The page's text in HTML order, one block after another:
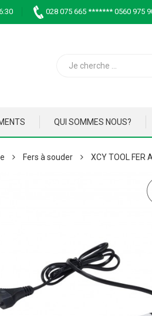
028 075 665 ******* 0560 975
QUI SOMMES NOUS?
Fers à souder XCY TOOL FER